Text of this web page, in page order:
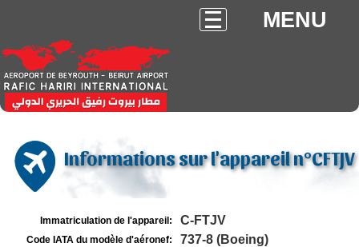
MENU
Informations sur l'appareil n°CFTJV
Immatriculation de l'appareil: C-FTJV
Code IATA du modèle d'aéronef: 737-8 (Boeing)